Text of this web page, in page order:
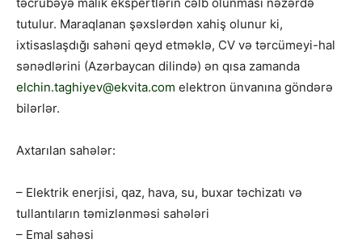
tutulur. Maraqlanan şəxslərdən xahiş olunur ki,
ixtisaslaşdığı sahəni qeyd etməklə, CV və tərcümeyi-hal
sənədlərini (Azərbaycan dilində) ən qısa zamanda
elchin.taghiyev@ekvita.com elektron ünvanına göndərə
bilərlər.
Axtarılan sahələr:
– Elektrik enerjisi, qaz, hava, su, buxar təchizatı və
tullantıların təmizlənməsi sahələri
– Emal sahəsi